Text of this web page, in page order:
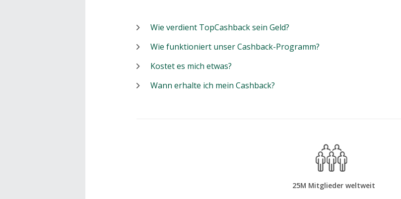
Wie verdient TopCashback sein Geld?
Wie funktioniert unser Cashback-Programm?
Kostet es mich etwas?
Wann erhalte ich mein Cashback?
25M Mitglieder weltweit